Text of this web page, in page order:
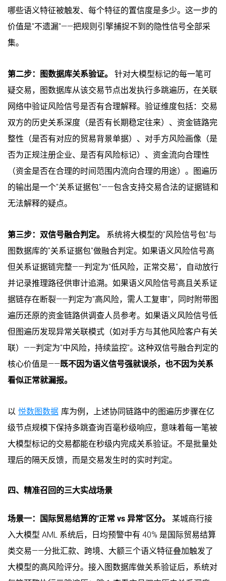
哪些语义特征被触发、每个特征的置信度是多少。这一步的
价值是"不遗漏"——把规则引擎捕捉不到的隐性信号全部采
集。
第二步：图数据库关系验证。
针对大模型标记的每一笔可
疑交易，图数据库从该交易节点出发执行多跳遍历，在关联
网络中验证风险信号是否有合理解释。验证维度包括：交易
双方的历史关系深度（是否有长期稳定往来）、资金链路完
整性（是否有对应的贸易背景单据）、对手方风险画像（是
否为正规注册企业、是否有风险标记）、资金流向合理性
（资金是否在合理的时间范围内流向合理的用途）。图遍历
的输出是一个"关系证据包"——包含支持交易合法的证据链和
无法解释的疑点。
第三步：双信号融合判定。
系统将大模型的"风险信号包"与
图数据库的"关系证据包"做融合判定。如果语义风险信号高
但关系证据链完整——判定为"低风险，正常交易"，自动放行
并记录推理路径供审计追溯。如果语义风险信号高且关系证
据链存在断裂——判定为"高风险，需人工复审"，同时附带图
遍历还原的资金链路供调查人员参考。如果语义风险信号低
但图遍历发现异常关联模式（如对手方与其他风险客户有关
联）——判定为"中风险，持续监控"。这种双信号融合判定的
核心价值是——既不因为语义信号强就误杀，也不因为关系
看似正常就漏报。
以 悦数图数据 库为例，上述协同链路中的图遍历步骤在亿
级节点规模下保持多跳查询百毫秒级响应，意味着每一笔被
大模型标记的交易都能在秒级内完成关系验证。不是批量处
理后的隔天反馈，而是交易发生时的实时判定。
四、精准召回的三大实战场景
场景一：国际贸易结算的"正常 vs 异常"区分。
某城商行接
入大模型 AML 系统后，日均预警中有 40% 是国际贸易结算
类交易——分批汇款、跨境、大额三个语义特征叠加触发了
大模型的高风险评分。接入图数据库做关系验证后，系统对